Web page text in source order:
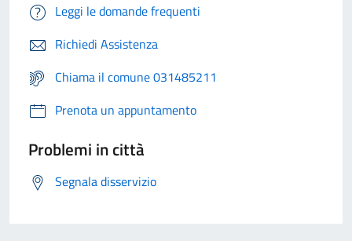
Leggi le domande frequenti
Richiedi Assistenza
Chiama il comune 031485211
Prenota un appuntamento
Problemi in città
Segnala disservizio